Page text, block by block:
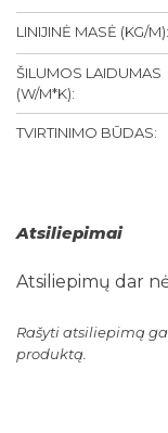
LINIJINĖ MASĖ (KG/M):
ŠILUMOS LAIDUMAS
(W/M*K):
TVIRTINIMO BŪDAS:
Atsiliepimai
Atsiliepimų dar
Rašyti atsiliepimą
produktą.